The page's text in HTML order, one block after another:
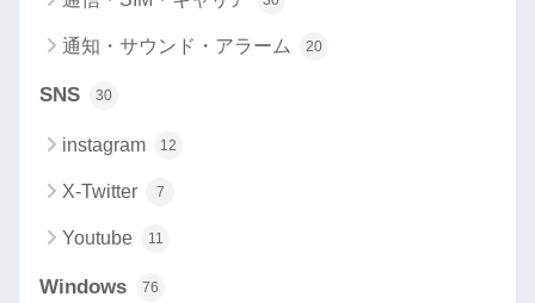
通知・サウンド・アラーム 20
SNS 30
instagram 12
X-Twitter 7
Youtube 11
Windows 76